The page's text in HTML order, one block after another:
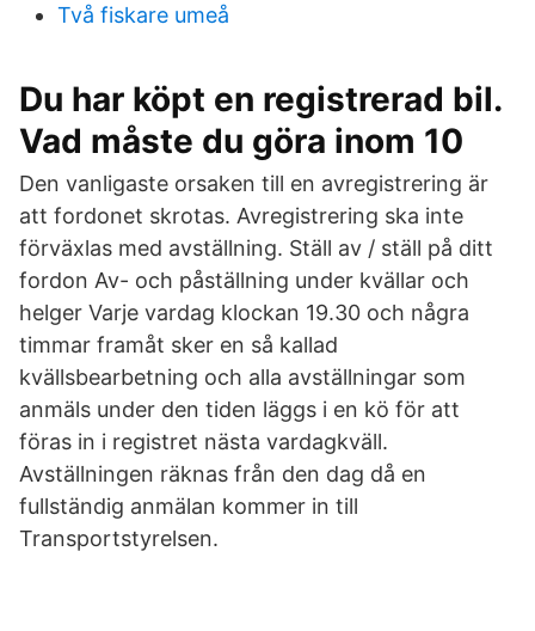
Två fiskare umeå
Du har köpt en registrerad bil.
Vad måste du göra inom 10
Den vanligaste orsaken till en avregistrering är
att fordonet skrotas. Avregistrering ska inte
förväxlas med avställning. Ställ av / ställ på ditt
fordon Av- och påställning under kvällar och
helger Varje vardag klockan 19.30 och några
timmar framåt sker en så kallad
kvällsbearbetning och alla avställningar som
anmäls under den tiden läggs i en kö för att
föras in i registret nästa vardagkväll.
Avställningen räknas från den dag då en
fullständig anmälan kommer in till
Transportstyrelsen.